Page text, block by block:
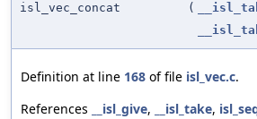
isl_vec_concat
(
Definition at line 168 of file isl_vec.c.
References
__isl_give, __isl_take,